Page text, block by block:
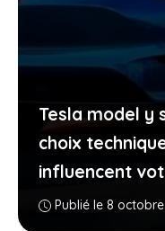
Tesla model y
choix
influencent
Publié le 8